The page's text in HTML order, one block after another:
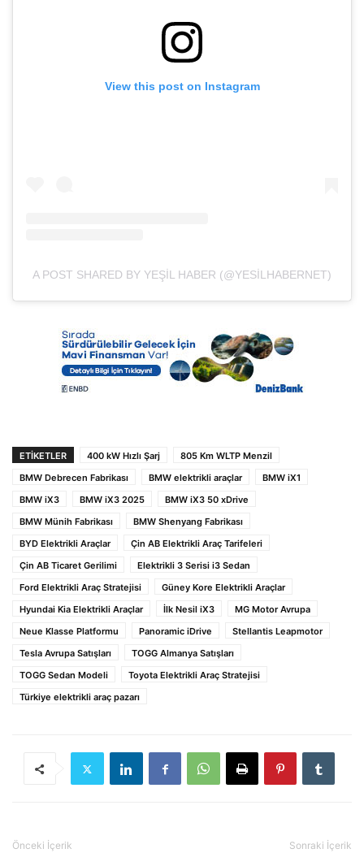
View this post on Instagram
A POST SHARED BY YEŞIL HABER (@YESILHABERNET)
ETIKETLER 400 kW Hızlı Şarj
805 Km WLTP Menzil
BMW Debrecen Fabrikası
BMW elektrikli araçlar
BMW iX1
BMW iX3
BMW iX3 2025
BMW iX3 50 xDrive
BMW Münih Fabrikası
BMW Shenyang Fabrikası
BYD Elektrikli Araçlar
Çin AB Elektrikli Araç Tarifeleri
Çin AB Ticaret Gerilimi
Elektrikli 3 Serisi i3 Sedan
Ford Elektrikli Araç Stratejisi
Güney Kore Elektrikli Araçlar
Hyundai Kia Elektrikli Araçlar
İlk Nesil iX3
MG Motor Avrupa
Neue Klasse Platformu
Panoramic iDrive
Stellantis Leapmotor
Tesla Avrupa Satışları
TOGG Almanya Satışları
TOGG Sedan Modeli
Toyota Elektrikli Araç Stratejisi
Türkiye elektrikli araç pazarı
Önceki İçerik Sonraki İçerik